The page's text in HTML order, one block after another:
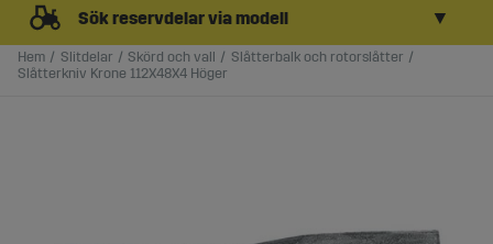
Sök reservdelar via modell ▼
Hem Slitdelar Skörd och vall
Slåtterbalk och rotorslåtter
Slåtterkniv Krone 112X48X4 Höger